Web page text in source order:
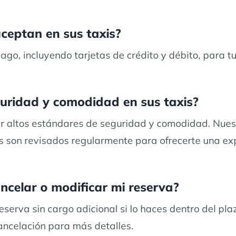
en sus taxis?
incluyendo tarjetas de crédito y débito, para
y comodidad en sus taxis?
altos estándares de seguridad y comodidad.
son revisados regularmente para ofrecerte una
o modificar mi reserva?
sin cargo adicional si lo haces dentro del
para más detalles.